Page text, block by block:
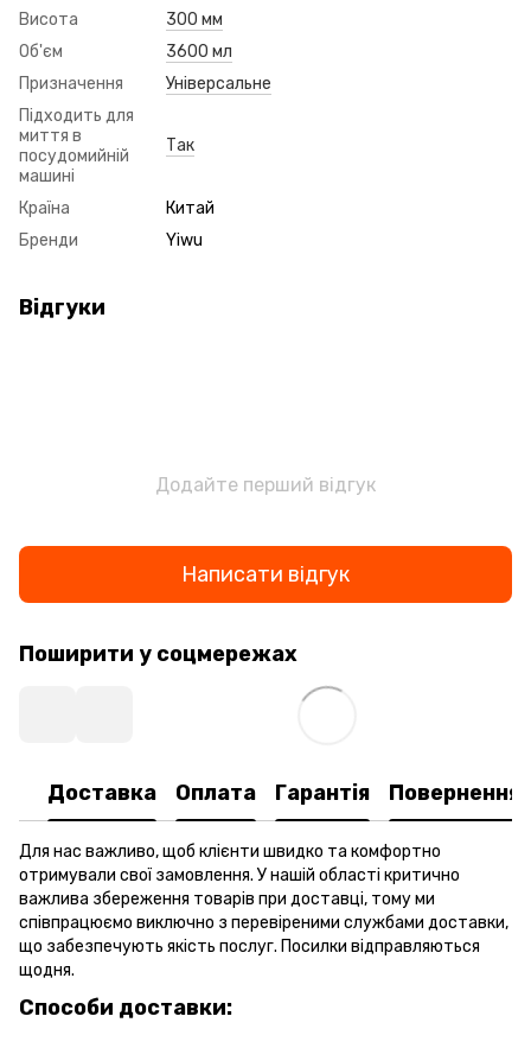
Висота
300 мм
Об'єм
3600 мл
Призначення
Універсальне
Підходить для
миття в
посудомийній
машині
Так
Країна
Китай
Бренди
Yiwu
Відгуки
Додайте перший відгук
Написати відгук
Поширити у соцмережах
Доставка Оплата Гарантія Повернення
Для нас важливо, щоб клієнти швидко та комфортно
отримували свої замовлення. У нашій області критично
важлива збереження товарів при доставці, тому ми
співпрацюємо виключно з перевіреними службами доставки,
що забезпечують якість послуг. Посилки відправляються
щодня.
Способи доставки: